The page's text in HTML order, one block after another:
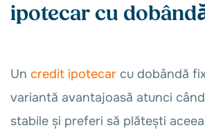
ipotecar cu
Un credit ipotecar cu dobândă
variantă avantajoasă atunci
stabile și preferi să plătești